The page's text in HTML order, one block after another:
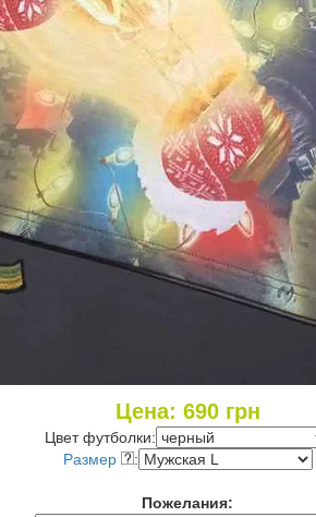
Цена: 690грн
Цвет футболки:
Размер
:
Пожелания: